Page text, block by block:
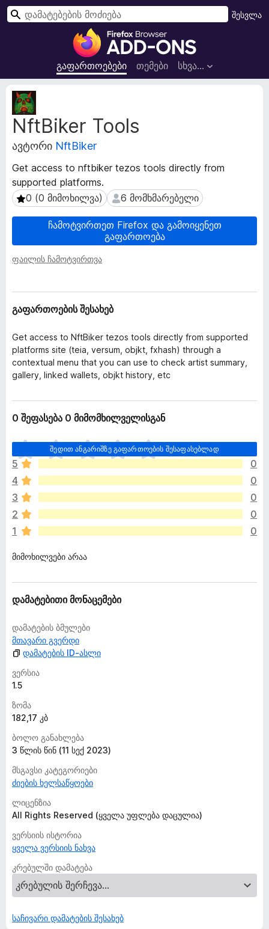
F
r
e
x
-
რ
უ
ზ
ე
რ
ა
ტ
ე
ბ
ე
გაფართოებები თემები სხვა…
შესვლა
ძ
NftBiker Tools
ავტორი NftBiker
Get access to nftbiker tezos tools directly from
supported platforms.
0 (0 მიმოხილვა)
0 (0 მიმოხილვა) 6 მომხმარებელი
6 მომხმარებელი
ჩამოტვირთეთ Firefox და გამოიყენეთ
გაფართოება
ფაილის ჩამოტვირთვა
გ
ა
ფ
ა
რ
ო
ე
ბ
ო
ნ
მ
ბ
ი
გაფართოების შესახებ
Get access to NftBiker tezos tools directly from supported
platforms site (teia, versum, objkt, fxhash) through a
contextual menu that you can use to check artist summary,
gallery, linked wallets, objkt history, etc
0 შეფასება 0 მიმომხილველისგან
შედით ანგარიშზე გაფართოების შესაფასებლად
ჯ
ე
რ
ა
რ
შ
ე
ფ
ს
ბ
უ
5
0
4
0
3
0
2
0
1
0
მიმოხილვები არაა
დამატებითი მონაცემები
დამატების ბმულები
მთავარი გვერდი
დამატების ID-ასლი
ვერსია
1.5
ზომა
182,17 კბ
ბოლო განახლება
3 წლის წინ (11 სექ 2023)
მსგავსი კატეგორიები
ძიების ხელსაწყოები
ლიცენზია
All Rights Reserved (ყველა უფლება დაცულია)
ვერსიის ისტორია
ყველა ვერსიის ნახვა
კრებულში დამატება
საჩივარი დამატების შესახებ